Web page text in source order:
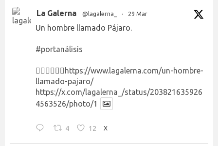
La Galerna @lagalerna_ · 29 Mar
Un hombre llamado Pájaro.
#portanálisis
👉🏻👉🏻👉🏻 https://www.lagalerna.com/un-hombre-
llamado-pajaro/
https://x.com/lagalerna_/status/203821635926
4563526/photo/1
4 12 X